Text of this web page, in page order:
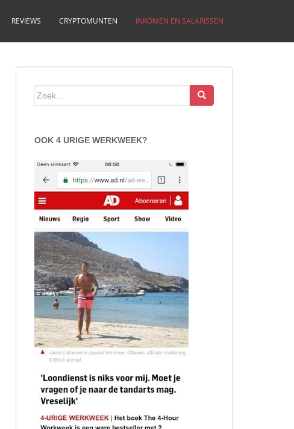
REVIEWS CRYPTOMUNTEN INKOMEN EN SALARISSEN
Zoek
OOK 4 URIGE WERKWEEK?